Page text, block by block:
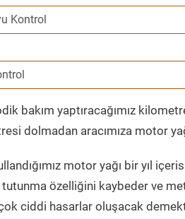
Kontrol
bakım yaptıracağımız
dolmadan aracımıza motor
motor yağı bir yıl
özelliğini kaybeder ve
ciddi hasarlar oluşacak